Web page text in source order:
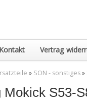
Kontakt Vertrag
» SON - sonstiges»
S53-